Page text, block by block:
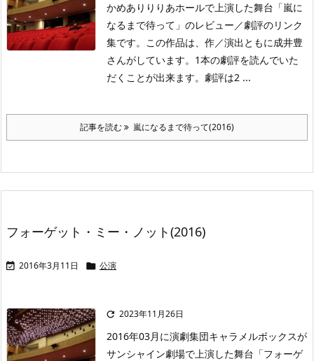
かめありりりあホールで上演した舞台「嵐に
なるまで待って」のレビュー／劇評のリンク
集です。この作品は、作／演出ともに成井豊
さんがしています。1本の劇評を読んでいた
だくことが出来ます。劇評は2 ...
記事を読む 嵐になるまで待って(2016)
フォーゲット・ミー・ノット(2016)
 2016年3月11日  公演
 2023年11月26日
2016年03月に演劇集団キャラメルボックスが
サンシャイン劇場で上演した舞台「フォーゲ